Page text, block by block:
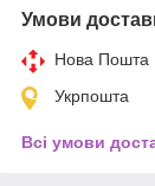
Умови
Нова Пошта
Укрпошта
Всі умови